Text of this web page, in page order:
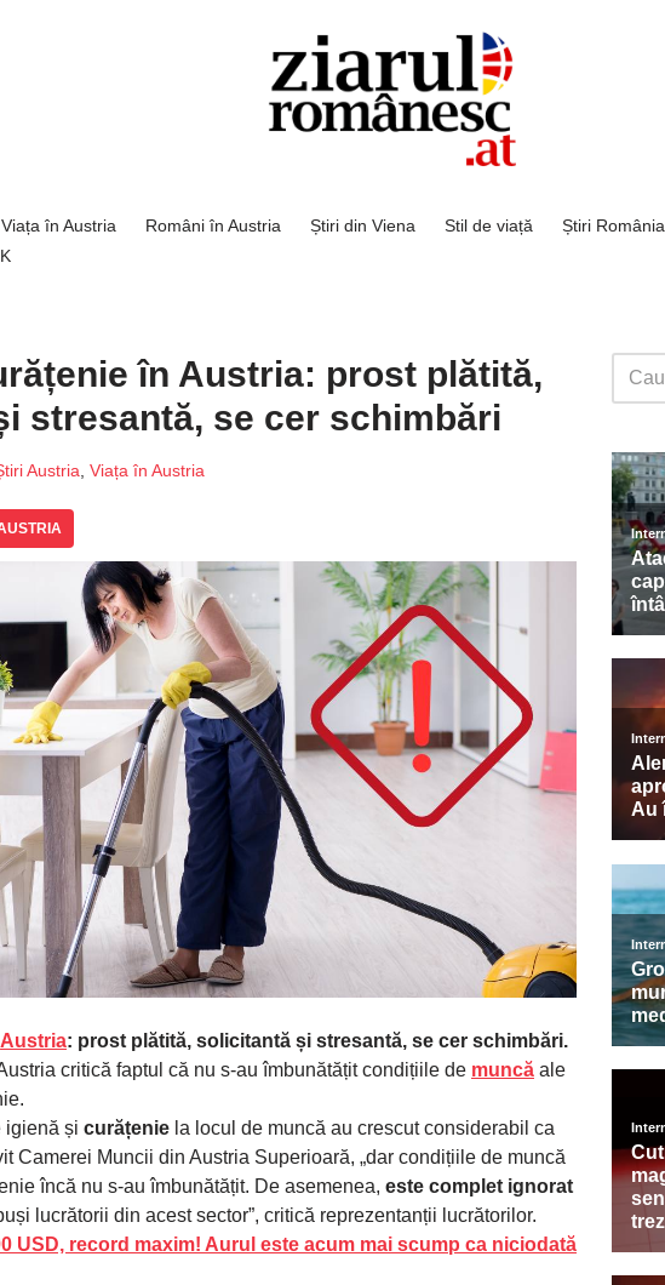
Viața în Austria Români în Austria Știri din Viena Stil de viață Știri România
în Austria: prost plătită,
stresantă, se cer schimbări
Austria Viața în Austria
Austria: prost plătită, solicitantă și stresantă, se cer schimbări.
critică faptul că nu s-au îmbunătățit condițiile de muncă ale
igienă și curățenie la locul de muncă au crescut considerabil ca
Camerei Muncii din Austria Superioară, „dar condițiile de muncă
încă nu s-au îmbunătățit. De asemenea, este complet ignorat
lucrătorii din acest sector”, critică reprezentanții lucrătorilor.
USD, record maxim! Aurul este acum mai scump ca niciodată